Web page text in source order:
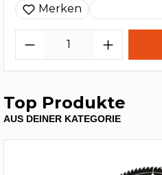
Merken
Top Produkte
AUS DEINER KATEGORIE